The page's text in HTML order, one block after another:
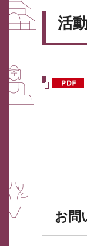
活
お問